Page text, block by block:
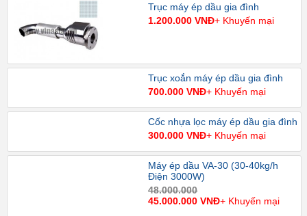
Trục máy ép dầu gia đình
1.200.000 VNĐ+ Khuyến mại
Trục xoắn máy ép dầu gia đình
700.000 VNĐ+ Khuyến mại
Cốc nhựa lọc máy ép dầu gia đình
300.000 VNĐ+ Khuyến mại
Máy ép dầu VA-30 (30-40kg/h
Điện 3000W)
48.000.000
45.000.000 VNĐ+ Khuyến mại